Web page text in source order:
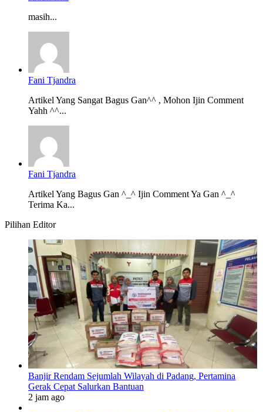
masih...
Fani Tjandra
Artikel Yang Sangat Bagus Gan^^ , Mohon Ijin Comment
Yahh ^^...
Fani Tjandra
Artikel Yang Bagus Gan ^_^ Ijin Comment Ya Gan ^_^
Terima Ka...
Pilihan Editor
Banjir Rendam Sejumlah Wilayah di Padang, Pertamina
Gerak Cepat Salurkan Bantuan
2 jam ago